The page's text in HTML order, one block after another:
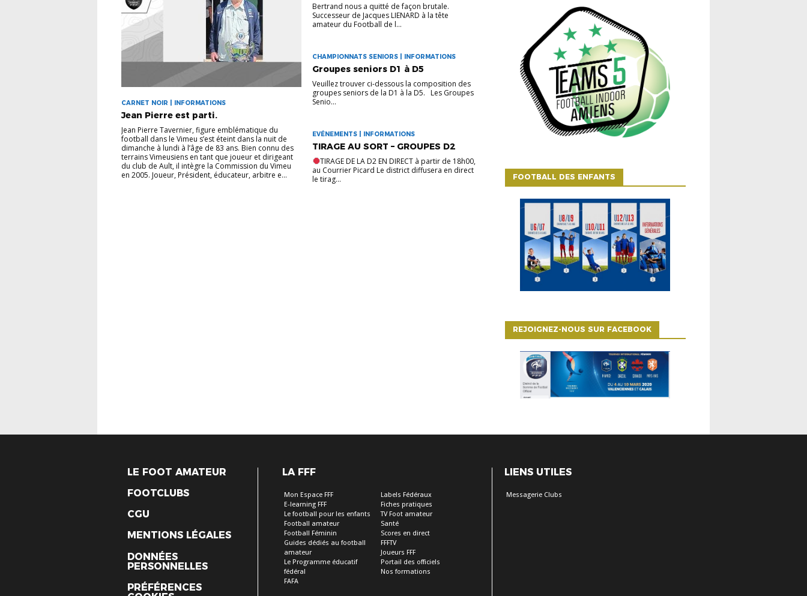
CARNET NOIR | INFORMATIONS
Jean Pierre est parti.
Jean Pierre Tavernier, figure emblématique du
football dans le Vimeu s’est éteint dans la nuit de
dimanche à lundi à l’âge de 83 ans. Bien connu des
terrains Vimeusiens en tant que joueur et dirigeant
du club de Ault, il intègre la Commission du Vimeu
en 2005. Joueur, Président, éducateur, arbitre e...
Bertrand nous a quitté de façon brutale.
Successeur de Jacques LIENARD à la tête
amateur du Football de l...
CHAMPIONNATS SENIORS | INFORMATIONS
Groupes seniors D1 à D5
Veuillez trouver ci-dessous la composition des
groupes seniors de la D1 à la D5. Les Groupes
Senio...
EVÉNEMENTS | INFORMATIONS
TIRAGE AU SORT – GROUPES D2
TIRAGE DE LA D2 EN DIRECT à partir de 18h00,
au Courrier Picard Le district diffusera en direct
le tirag...
FOOTBALL DES ENFANTS
REJOIGNEZ-NOUS SUR FACEBOOK
LE FOOT AMATEUR
FOOTCLUBS
CGU
MENTIONS LÉGALES
DONNÉES
PERSONNELLES
PRÉFÉRENCES
LA FFF
Mon Espace FFF
E-learning FFF
Le football pour les enfants
Football amateur
Football Féminin
Guides dédiés au football
amateur
Le Programme éducatif
fédéral
FAFA
Labels Fédéraux
Fiches pratiques
TV Foot amateur
Santé
Scores en direct
FFFTV
Joueurs FFF
Portail des officiels
Nos formations
LIENS UTILES
Messagerie Clubs